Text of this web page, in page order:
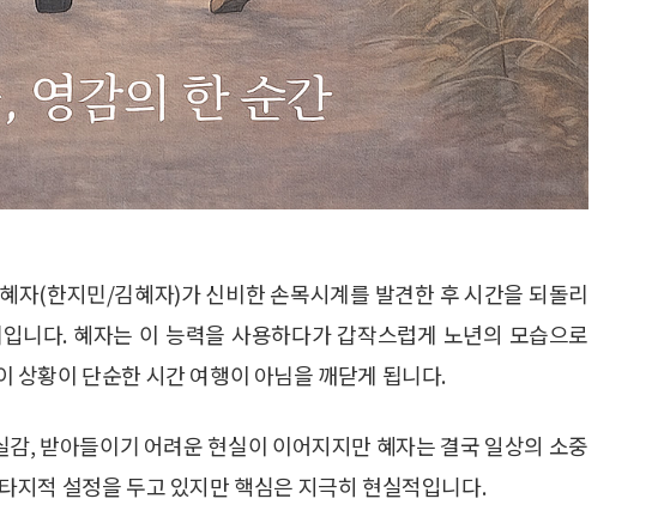
자(한지민/김혜자)가 신비한 손목시계를 발견한 후 시간을 되돌리
니다. 혜자는 이 능력을 사용하다가 갑작스럽게 노년의 모습으로
상황이 단순한 시간 여행이 아님을 깨닫게 됩니다.
, 받아들이기 어려운 현실이 이어지지만 혜자는 결국 일상의 소중
지적 설정을 두고 있지만 핵심은 지극히 현실적입니다.